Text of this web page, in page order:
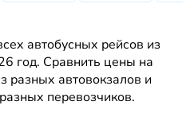
автобусных рейсов из
год. Сравнить цены на
разных автовокзалов и
перевозчиков.